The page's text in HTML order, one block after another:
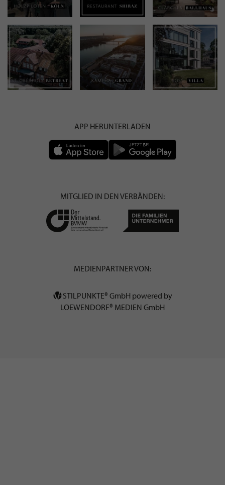
APP HERUNTERLADEN
MITGLIED IN DEN VERBÄNDEN:
MEDIENPARTNER VON:
STILPUNKTE® GmbH powered by
LOEWENDORF® MEDIEN GmbH